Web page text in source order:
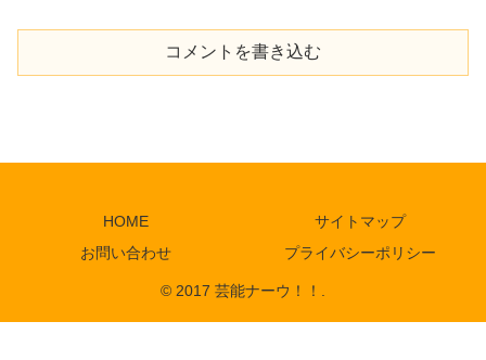
コメントを書き込む
HOME
サイトマップ
お問い合わせ
プライバシーポリシー
© 2017 芸能ナーウ！！.